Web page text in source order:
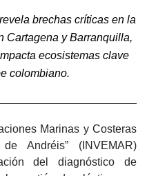
brechas críticas en la
Cartagena y Barranquilla,
ecosistemas clave
colombiano.
Marinas y Costeras
Andréis” (INVEMAR)
del diagnóstico de